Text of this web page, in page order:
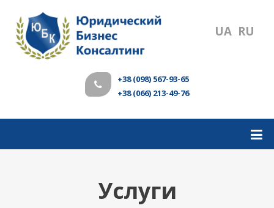
UA RU
+38 (098) 567-93-65
+38 (066) 213-49-76
Услуги